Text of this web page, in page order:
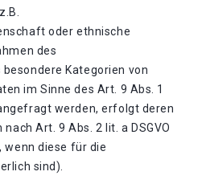
oder ethnische
des
Kategorien von
im Sinne des Art. 9 Abs. 1
werden, erfolgt deren
Art. 9 Abs. 2 lit. a DSGVO
wenn diese für die
sind).